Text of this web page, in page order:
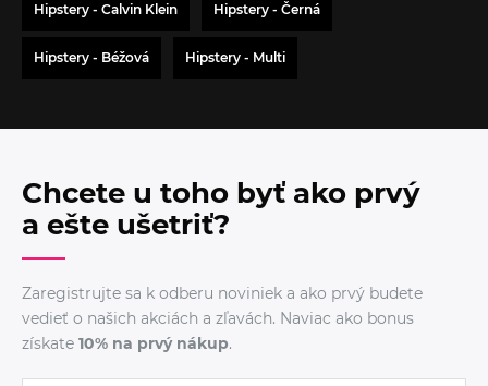
Hipstery - Calvin Klein Hipstery - Černá
Hipstery - Béžová Hipstery - Multi
Chcete u toho byť ako prvý
a ešte ušetriť?
Zaregistrujte sa k odberu noviniek a ako prvý budete
vedieť o našich akciách a zľavách. Naviac ako bonus
získate 10% na prvý nákup.